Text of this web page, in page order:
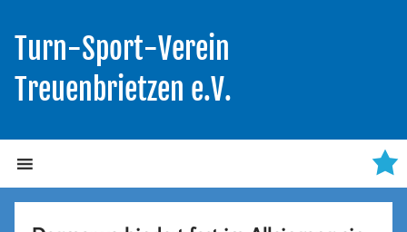
Turn-Sport-Verein
Treuenbrietzen e.V.